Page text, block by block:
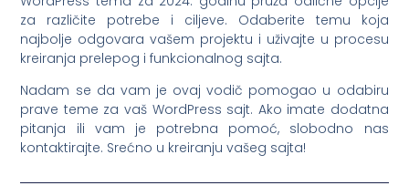
za različite potrebe i ciljeve. Odaberite temu koja
najbolje odgovara vašem projektu i uživajte u procesu
kreiranja prelepog i funkcionalnog sajta.
Nadam se da vam je ovaj vodič pomogao u odabiru
prave teme za vaš WordPress sajt. Ako imate dodatna
pitanja ili vam je potrebna pomoć, slobodno nas
kontaktirajte. Srećno u kreiranju vašeg sajta!